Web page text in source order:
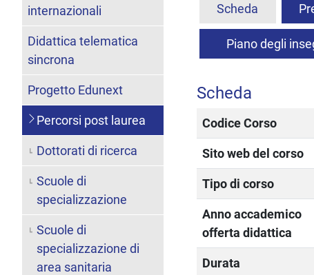
Scheda
Piano degli
Scheda
Codice Corso
Sito web del corso
Tipo di corso
Anno accademico
offerta didattica
Durata
internazionali
Didattica telematica
sincrona
Progetto Edunext
Percorsi post laurea
Dottorati di ricerca
Scuole di
specializzazione
Scuole di
specializzazione di
area sanitaria